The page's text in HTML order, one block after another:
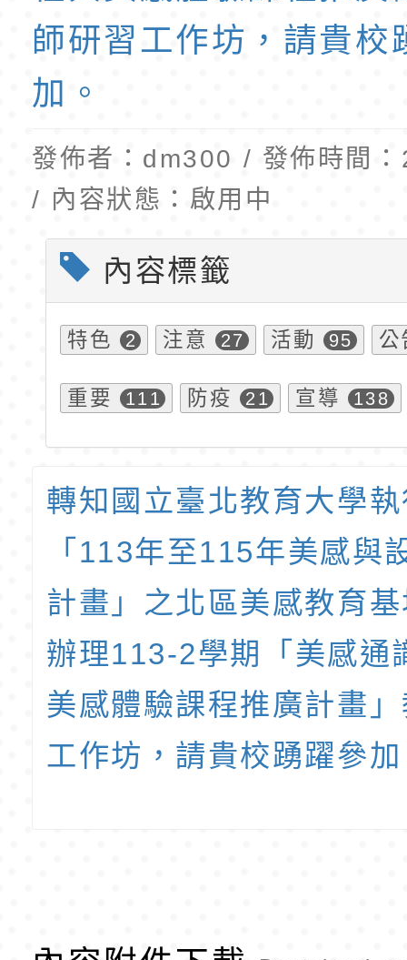
師研習工作坊，請貴校
加。
發佈者：dm300 / 發佈時間
/ 內容狀態：啟用中
內容標籤
特色 2 注意 27 活動 95 公
重要 111 防疫 21 宣導 138
轉知國立臺北教育大學
「113年至115年美感與
計畫」之北區美感教育
辦理113-2學期「美感通
美感體驗課程推廣計畫
工作坊，請貴校踴躍參